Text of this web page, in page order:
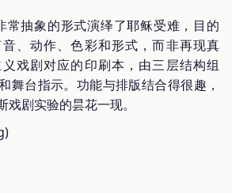
常抽象的形式演绎了耶稣受难，目的
、动作、色彩和形式，而非再现真
戏剧对应的印刷本，由三层结构组
舞台指示。功能与排版结合得很趣，
戏剧实验的昙花一现。